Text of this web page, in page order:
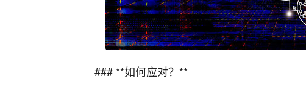
### **如何应对？**